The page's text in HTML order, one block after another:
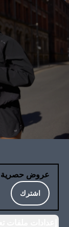
عروض حصرية
اشترك